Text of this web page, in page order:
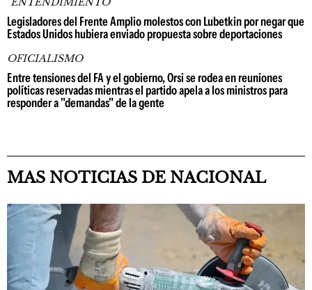
Legisladores del Frente Amplio molestos con Lubetkin por negar que
Estados Unidos hubiera enviado propuesta sobre deportaciones
OFICIALISMO
Entre tensiones del FA y el gobierno, Orsi se rodea en reuniones
políticas reservadas mientras el partido apela a los ministros para
responder a "demandas" de la gente
MAS NOTICIAS DE NACIONAL